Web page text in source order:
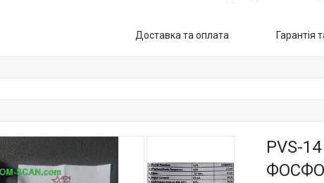
Доставка та оплата Гарантія
PVS-